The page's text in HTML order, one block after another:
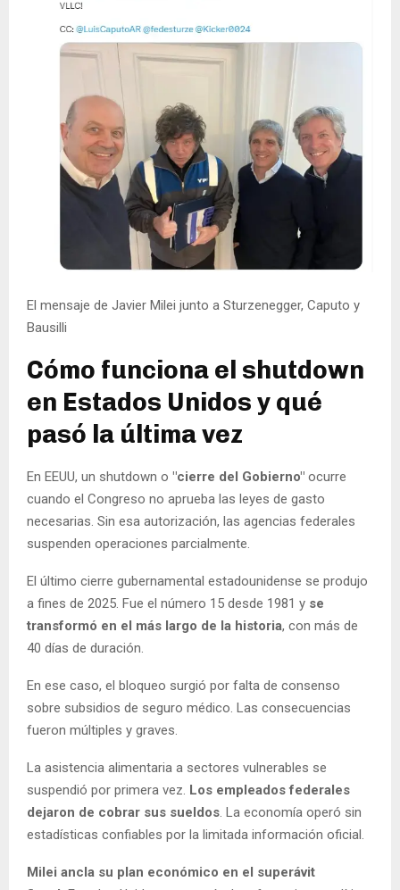
El mensaje de Javier Milei junto a Sturzenegger, Caputo y
Bausilli
Cómo funciona el shutdown
en Estados Unidos y qué
pasó la última vez
En EEUU, un shutdown o "cierre del Gobierno" ocurre
cuando el Congreso no aprueba las leyes de gasto
necesarias. Sin esa autorización, las agencias federales
suspenden operaciones parcialmente.
El último cierre gubernamental estadounidense se produjo
a fines de 2025. Fue el número 15 desde 1981 y se
transformó en el más largo de la historia, con más de
40 días de duración.
En ese caso, el bloqueo surgió por falta de consenso
sobre subsidios de seguro médico. Las consecuencias
fueron múltiples y graves.
La asistencia alimentaria a sectores vulnerables se
suspendió por primera vez. Los empleados federales
dejaron de cobrar sus sueldos . La economía operó sin
estadísticas confiables por la limitada información oficial.
Milei ancla su plan económico en el superávit